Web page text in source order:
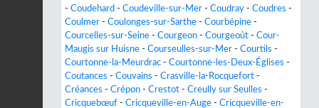
- Coudehard - Coudeville-sur-Mer - Coudray - Coudres -
Coulmer - Coulonges-sur-Sarthe - Courbépine -
Courcelles-sur-Seine - Courgeon - Courgeoût - Cour-
Maugis sur Huisne - Courseulles-sur-Mer - Courtils -
Courtonne-la-Meurdrac - Courtonne-les-Deux-Églises -
Coutances - Couvains - Crasville-la-Rocquefort -
Créances - Crépon - Crestot - Creully sur Seulles -
Cricquebœuf - Cricqueville-en-Auge - Cricqueville-en-